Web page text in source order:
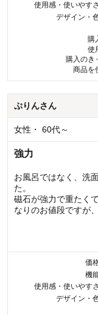
使用感・使いやすさ
デザイン・
購
使
購入のき
商品を
ぷりんさん
女性 ・ 60代～
強力
お風呂ではなく、洗
た。
磁石が強力で重たく
なりのお値段ですが
価
機
使用感・使いやすさ
デザイン・